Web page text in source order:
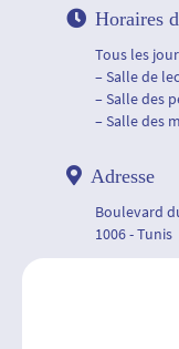
Horaires
Tous les
– Salle de
– Salle des
– Salle des
Adresse
Boulevard
1006 - Tunis